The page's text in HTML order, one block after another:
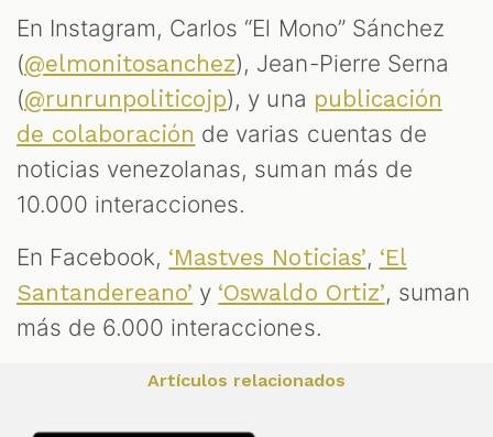
En Instagram, Carlos “El Mono” Sánchez
(@elmonitosanchez), Jean-Pierre Serna
(@runrunpoliticojp), y una publicación
de colaboración de varias cuentas de
noticias venezolanas, suman más de
10.000 interacciones.
En Facebook, ‘Mastves Noticias’, ‘El
Santandereano’ y ‘Oswaldo Ortiz’, suman
más de 6.000 interacciones.
Artículos relacionados